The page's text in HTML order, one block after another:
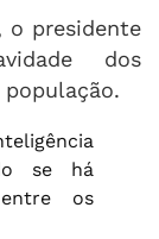
o presidente
dos
se há
os